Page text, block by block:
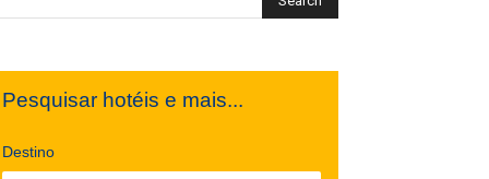
Pesquisar hotéis e mais...
Destino